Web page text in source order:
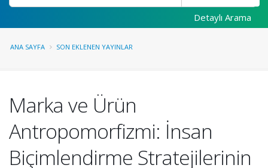
Detaylı Arama
ANA SAYFA SON EKLENEN YAYINLAR
Marka ve Ürün
Antropomorfizmi: İnsan
Biçimlendirme Stratejilerinin